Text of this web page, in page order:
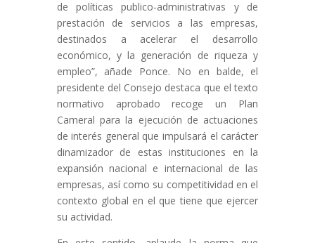
de políticas publico-administrativas y de
prestación de servicios a las empresas,
destinados a acelerar el desarrollo
económico, y la generación de riqueza y
empleo”, añade Ponce. No en balde, el
presidente del Consejo destaca que el texto
normativo aprobado recoge un Plan
Cameral para la ejecución de actuaciones
de interés general que impulsará el carácter
dinamizador de estas instituciones en la
expansión nacional e internacional de las
empresas, así como su competitividad en el
contexto global en el que tiene que ejercer
su actividad.